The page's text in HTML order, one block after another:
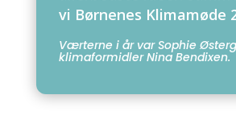
vi Børnenes Klimamøde
Værterne i år var Sophie
klimaformidler Nina Bendixen.